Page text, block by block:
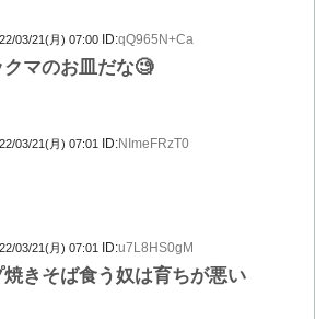
03/21(月) 07:00 ID:qQ965N+Ca
マのお皿だな🧐
03/21(月) 07:01 ID:NImeFRzT0
03/21(月) 07:01 ID:u7L8HS0gM
きそば食う奴は育ちが悪い